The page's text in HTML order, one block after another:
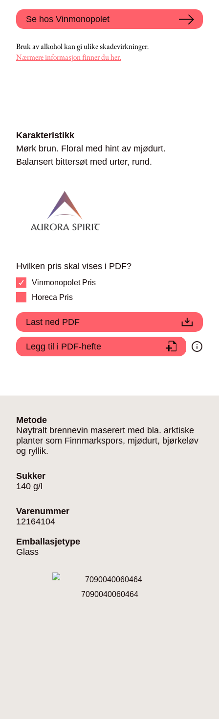
Se hos Vinmonopolet
Bruk av alkohol kan gi ulike skadevirkninger.
Nærmere informasjon finner du her.
Karakteristikk
Mørk brun. Floral med hint av mjødurt.
Balansert bittersøt med urter, rund.
Hvilken pris skal vises i PDF?
Vinmonopolet Pris
Horeca Pris
Last ned PDF
Legg til i PDF-hefte
Metode
Nøytralt brennevin maserert med bla. arktiske
planter som Finnmarkspors, mjødurt, bjørkeløv
og ryllik.
Sukker
140 g/l
Varenummer
12164104
Emballasjetype
Glass
7090040060464